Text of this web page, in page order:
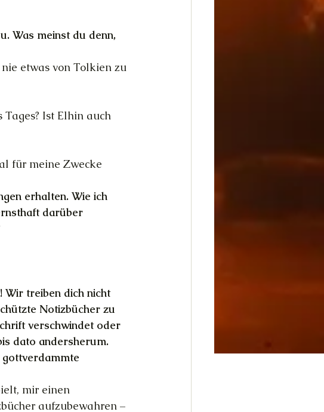
Was meinst du denn,
etwas von Tolkien zu
Ist Elhin auch
für meine Zwecke
erhalten. Wie ich
darüber
Wir treiben dich nicht
Notizbücher zu
verschwindet oder
dato andersherum.
mir einen
aufzubewahren –